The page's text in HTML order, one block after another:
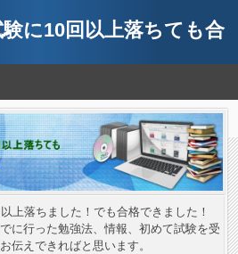
に10回以上落ちても合
上落ちました！でも合格できました！
に行った勉強法、情報、初めて試験を受
伝えできればと思います。